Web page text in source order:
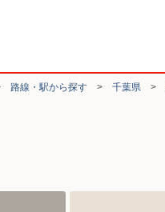
路線・駅から探す > 千葉県 >